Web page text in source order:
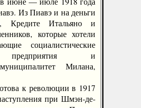
Из Пиавэ и на деньги
Кредите Итальяно и
которые хотели
социалистические
предприятия и
Милана,
к революции в 1917
при Шмэн-де-